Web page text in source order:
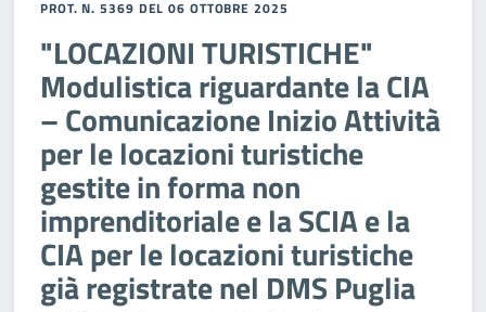
PROT. N. 5369 DEL 06 OTTOBRE 2025
"LOCAZIONI TURISTICHE"
Modulistica riguardante la CIA
– Comunicazione Inizio Attività
per le locazioni turistiche
gestite in forma non
imprenditoriale e la SCIA e la
CIA per le locazioni turistiche
già registrate nel DMS Puglia